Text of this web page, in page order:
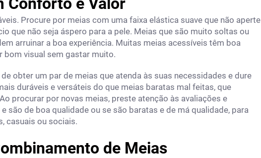
Procure por meias com uma faixa elástica suave que não aperte
que não seja áspero para a pele. Meias que são muito soltas ou
arruinar a boa experiência. Muitas meias acessíveis têm boa
bom visual sem gastar muito.
obter um par de meias que atenda às suas necessidades e dure
duráveis e versáteis do que meias baratas mal feitas, que
procurar por novas meias, preste atenção às avaliações e
são de boa qualidade ou se são baratas e de má qualidade, para
casuais ou sociais.
de Meias